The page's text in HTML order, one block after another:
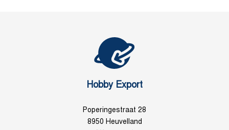
Hobby Export
Poperingestraat 28
8950 Heuvelland